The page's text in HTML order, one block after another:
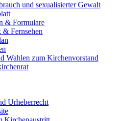
und sexualisierter Gewalt
& Formulare
Fernsehen
Wahlen zum Kirchenvorstand
Urheberrecht